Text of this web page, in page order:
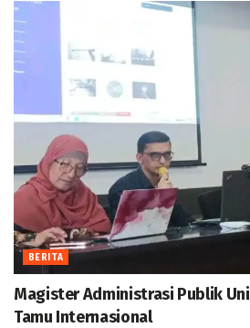
BERITA
Magister Administrasi Publik
Tamu Internasional